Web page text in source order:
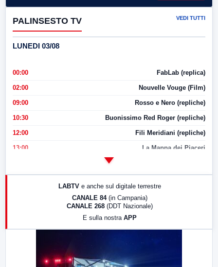
PALINSESTO TV VEDI TUTTI
LUNEDI 03/08
00:00 FabLab (replica)
02:00 Nouvelle Vouge (Film)
09:00 Rosso e Nero (repliche)
10:30 Buonissimo Red Roger (repliche)
12:00 Fili Meridiani (repliche)
13:00 La Mappa dei Piaceri
LABTV e anche sul digitale terrestre
CANALE 84 (in Campania)
CANALE 268 (DDT Nazionale)
E sulla nostra APP